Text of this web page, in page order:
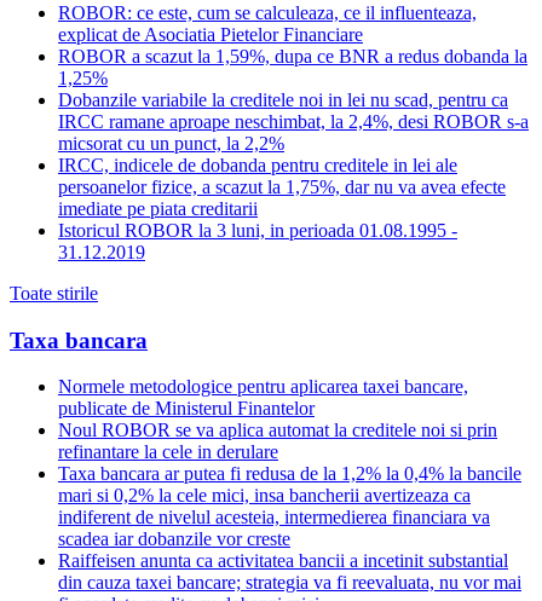
ROBOR: ce este, cum se calculeaza, ce il influenteaza,
explicat de Asociatia Pietelor Financiare
ROBOR a scazut la 1,59%, dupa ce BNR a redus dobanda la
1,25%
Dobanzile variabile la creditele noi in lei nu scad, pentru ca
IRCC ramane aproape neschimbat, la 2,4%, desi ROBOR s-a
micsorat cu un punct, la 2,2%
IRCC, indicele de dobanda pentru creditele in lei ale
persoanelor fizice, a scazut la 1,75%, dar nu va avea efecte
imediate pe piata creditarii
Istoricul ROBOR la 3 luni, in perioada 01.08.1995 -
31.12.2019
Toate stirile
Taxa bancara
Normele metodologice pentru aplicarea taxei bancare,
publicate de Ministerul Finantelor
Noul ROBOR se va aplica automat la creditele noi si prin
refinantare la cele in derulare
Taxa bancara ar putea fi redusa de la 1,2% la 0,4% la bancile
mari si 0,2% la cele mici, insa bancherii avertizeaza ca
indiferent de nivelul acesteia, intermedierea financiara va
scadea iar dobanzile vor creste
Raiffeisen anunta ca activitatea bancii a incetinit substantial
din cauza taxei bancare; strategia va fi reevaluata, nu vor mai